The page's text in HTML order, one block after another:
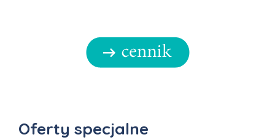
Oferty specjalne